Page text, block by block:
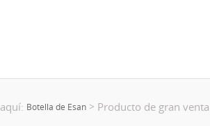
Botella de Esan > Producto de gran venta